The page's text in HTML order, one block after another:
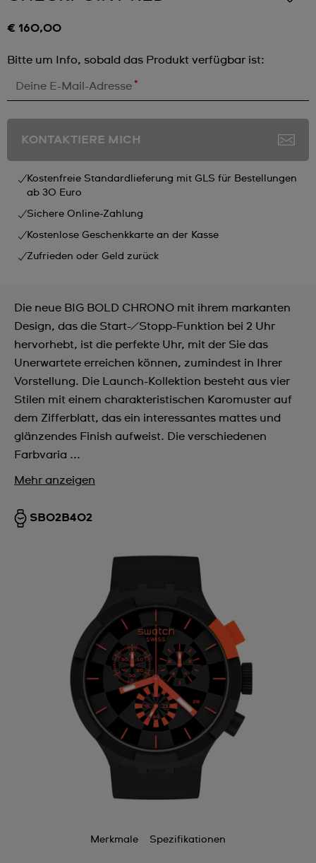
€ 160,00
Bitte um Info, sobald das Produkt verfügbar ist:
Deine E-Mail-Adresse *
KONTAKTIERE MICH
Kostenfreie Standardlieferung mit GLS für Bestellungen
ab 30 Euro
Sichere Online-Zahlung
Kostenlose Geschenkkarte an der Kasse
Zufrieden oder Geld zurück
Die neue BIG BOLD CHRONO mit ihrem markanten
Design, das die Start-/Stopp-Funktion bei 2 Uhr
hervorhebt, ist die perfekte Uhr, mit der Sie das
Unerwartete erreichen können, zumindest in Ihrer
Vorstellung. Die Launch-Kollektion besteht aus vier
Stilen mit einem charakteristischen Karomuster auf
dem Zifferblatt, das ein interessantes mattes und
glänzendes Finish aufweist. Die verschiedenen
Farbvaria ...
Mehr anzeigen
SB02B402
Merkmale Spezifikationen